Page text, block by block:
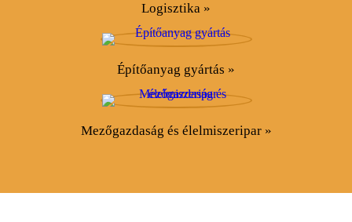
Logisztika »
Építőanyag gyártás »
Mezőgazdaság és élelmiszeripar »